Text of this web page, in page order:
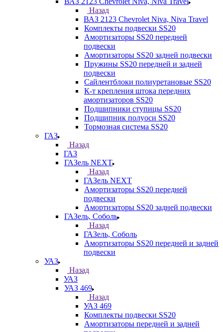
Назад
ВАЗ 2123 Chevrolet Niva, Niva Travel
Комплекты подвески SS20
Амортизаторы SS20 передней
подвески
Амортизаторы SS20 задней подвески
Пружины SS20 передней и задней
подвески
Сайлентблоки полиуретановые SS20
К-т крепления штока передних
амортизаторов SS20
Подшипники ступицы SS20
Подшипник полуоси SS20
Тормозная система SS20
ГАЗ
Назад
ГАЗ
ГАЗель NEXT
Назад
ГАЗель NEXT
Амортизаторы SS20 передней
подвески
Амортизаторы SS20 задней подвески
ГАЗель, Соболь
Назад
ГАЗель, Соболь
Амортизаторы SS20 передней и задней
подвески
УАЗ
Назад
УАЗ
УАЗ 469
Назад
УАЗ 469
Комплекты подвески SS20
Амортизаторы передней и задней